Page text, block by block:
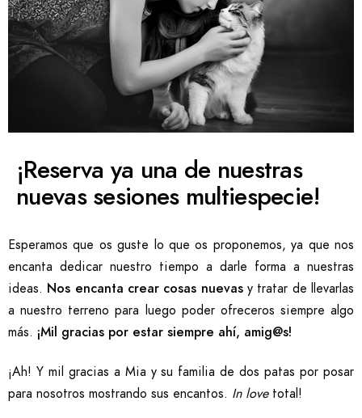
¡Reserva ya una de nuestras
nuevas sesiones multiespecie!
Esperamos que os guste lo que os proponemos, ya que nos
encanta dedicar nuestro tiempo a darle forma a nuestras
ideas. Nos encanta crear cosas nuevasy tratar de llevarlas
a nuestro terreno para luego poder ofreceros siempre algo
más. ¡Mil gracias por estar siempre ahí, amig@s!
¡Ah! Y mil gracias a Mia y su familia de dos patas por posar
para nosotros mostrando sus encantos. In lovetotal!